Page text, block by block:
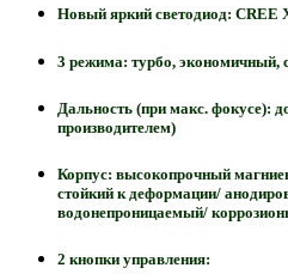
Новый яркий светодиод:
3 режима: турбо, экономичный,
Дальность (при макс. фокусе):
производителем)
Корпус: высокопрочный
стойкий к деформации/
водонепроницаемый/
2 кнопки управления: